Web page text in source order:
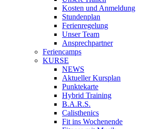
Kosten und Anmeldung
Stundenplan
Ferienregelung
Unser Team
Ansprechpartner
Feriencamps
KURSE
NEWS
Aktueller Kursplan
Punktekarte
Hybrid Training
B.A.R.S.
Calisthenics
Fit ins Wochenende